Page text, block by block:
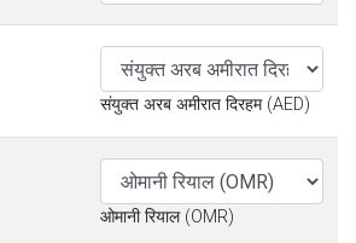
संयुक्त अरब अमीरात दिरहम (AED)
ओमानी रियाल (OMR)